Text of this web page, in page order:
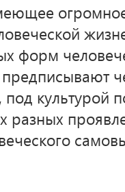
форм
культурой
разных